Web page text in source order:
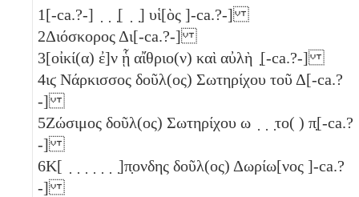
1[-ca.?-] ̣ ̣ ̣[ ̣ ̣] υἱ[ὸς ]-ca.?-]
2Διόσκορος Δι[-ca.?-]
3[οἰκί(α) ἐ]ν ᾗ αἴθριο(ν) καὶ αὐλὴ ̣[-ca.?-]
4ιϛ Νάρκισσος δοῦλ(ος) Σωτηρίχου τοῦ Δ[-ca.?
-]
5Ζώσιμος δοῦλ(ος) Σωτηρίχου ω ̣ ̣ ̣το( ) π̣[-ca.?
-]
6Κ[ ̣ ̣ ̣ ̣ ̣ ̣ ̣]π̣ονδης δοῦλ(ος) Δωρίω[νος ]-ca.?
-]